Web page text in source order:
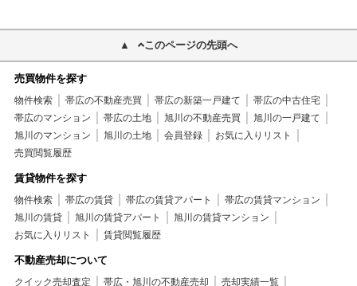
このページの先頭へ
売買物件を探す
物件検索 帯広の不動産売買 帯広の新築一戸建て
帯広の中古住宅
帯広のマンション
帯広の土地 旭川の不動産売買
旭川の一戸建て
旭川のマンション
旭川の土地 会員登録
お気に入りリスト
売買閲覧履歴
賃貸物件を探す
物件検索 帯広の賃貸 帯広の賃貸アパート
帯広の賃貸マンション
旭川の賃貸
旭川の賃貸アパート
旭川の賃貸マンション
お気に入りリスト
賃貸閲覧履歴
不動産売却について
クイック売却査定 帯広・旭川の不動産売却
売却実績一覧